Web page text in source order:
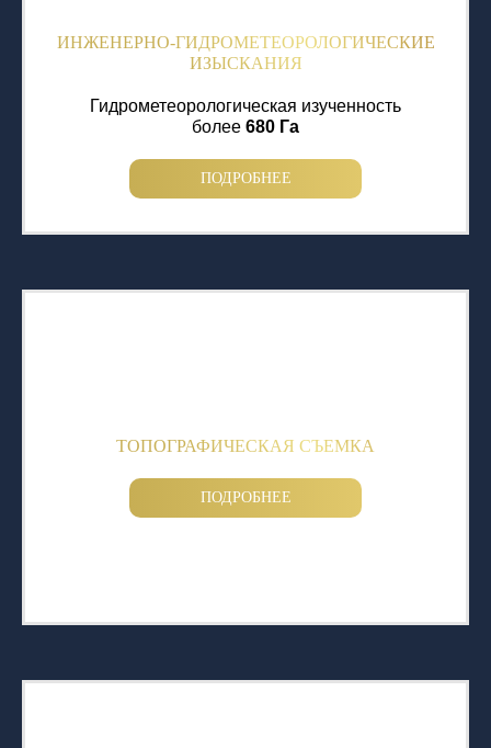
ИНЖЕНЕРНО-ГИДРОМЕТЕОРОЛОГИЧЕСКИЕ
ИЗЫСКАНИЯ
Гидрометеорологическая изученность
более 680 Га
ПОДРОБНЕЕ
ТОПОГРАФИЧЕСКАЯ СЪЕМКА
ПОДРОБНЕЕ